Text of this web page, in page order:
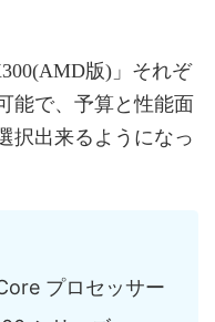
版)」それぞ
能で、予算と性能面
択出来るようになっ
プロセッサー